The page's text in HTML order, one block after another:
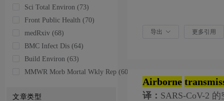
Sci Total Environ (73)
Front Public Health (70)
medRxiv (68)
BMC Infect Dis (64)
Build Environ (63)
MMWR Morb Mortal Wkly Rep (60)
文章类型
导出 更多引用
Airborne
译： SARS-CoV-2